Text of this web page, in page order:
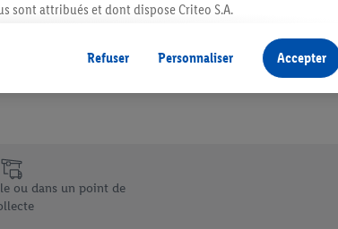
ou dans un point de
sont attribués et dont dispose Criteo S.A.
dans un panier d’un webshop mais sans procéder à
et plusieurs services de Lidl si plusieurs terminaux ou
votre adresse e-mail hachée et, le cas échéant, d’autres
l’utilisation des technologies nécessaires. En cliquant sur
finalités susmentionnées. Vous trouverez de plus amples
Refuser Personnaliser Accepter